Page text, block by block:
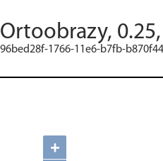
Ortoobrazy,
96bed28f-1766-11e6-b7fb-
+